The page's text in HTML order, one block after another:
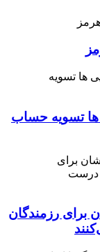
ها تسویه حساب
برای رزمندگان